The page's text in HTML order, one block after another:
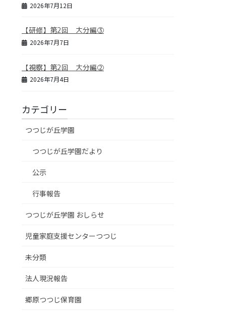
2026年7月12日
【研修】第2回 大分編③
2026年7月7日
【視察】第2回 大分編②
2026年7月4日
カテゴリー
つつじが丘学園
つつじが丘学園だより
公示
行事報告
つつじが丘学園 おしらせ
児童家庭支援センターつつじ
未分類
法人現況報告
郷原つつじ保育園